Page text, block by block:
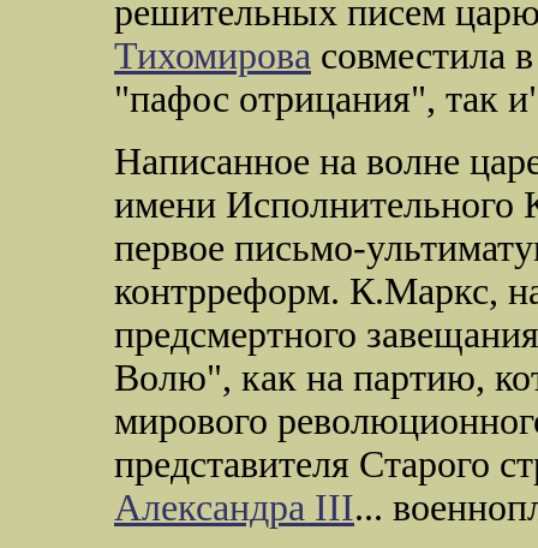
решительных писем
Тихомирова совместила
"пафос отрицания", так
Написанное на волне
имени Исполнительного
первое письмо-
контрреформ. К.Маркс,
предсмертного
Волю", как на партию,
мирового
представителя Старого
Александра III...